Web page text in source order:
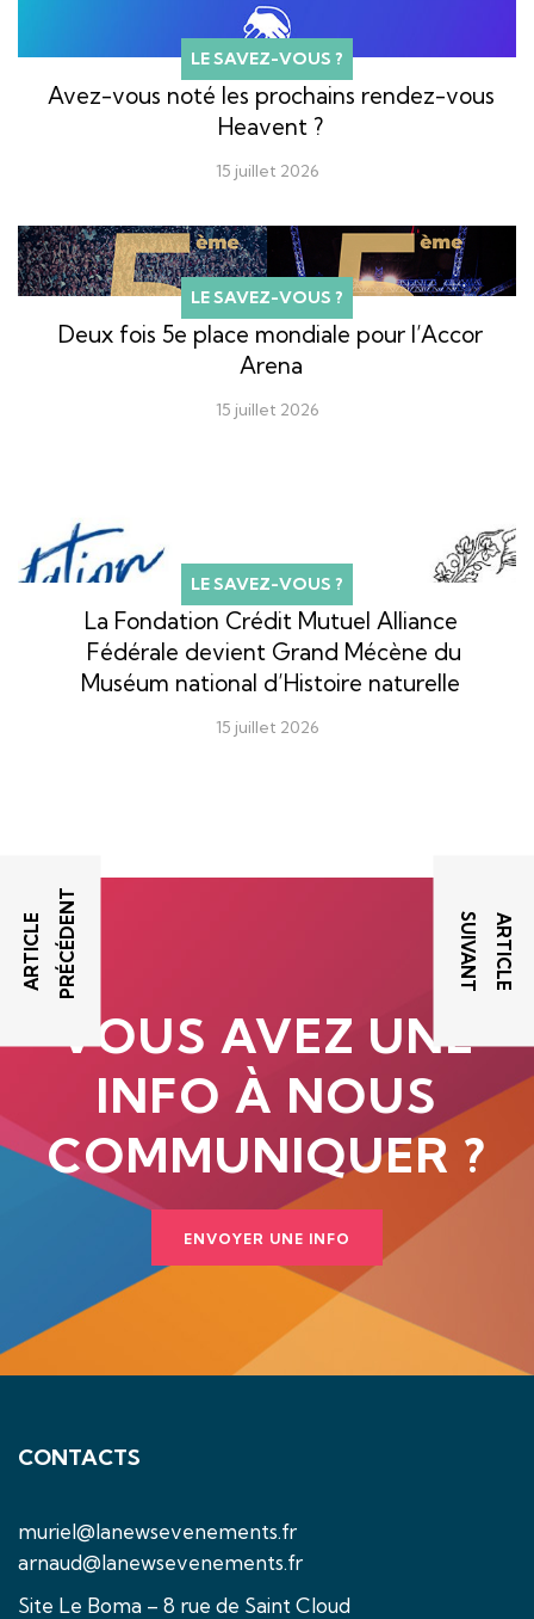
A
R
T
I
C
L
E
P
R
É
C
É
D
E
N T A
R
T
I
C
L
E
S
U
I
V
A
N
T
LE SAVEZ-VOUS ?
Avez-vous noté les prochains rendez-vous
Heavent ?
15 juillet 2026
LE SAVEZ-VOUS ?
Deux fois 5e place mondiale pour l’Accor
Arena
15 juillet 2026
LE SAVEZ-VOUS ?
La Fondation Crédit Mutuel Alliance
Fédérale devient Grand Mécène du
Muséum national d’Histoire naturelle
15 juillet 2026
VOUS AVEZ UNE
INFO À NOUS
COMMUNIQUER ?
ENVOYER UNE INFO
CONTACTS
muriel@lanewsevenements.fr
arnaud@lanewsevenements.fr
Site Le Boma – 8 rue de Saint Cloud